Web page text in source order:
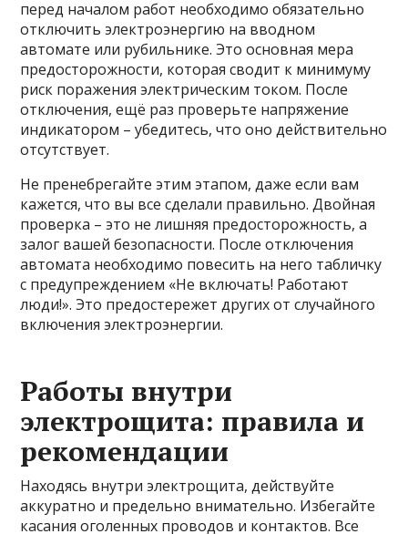
перед началом работ необходимо обязательно
отключить электроэнергию на вводном
автомате или рубильнике. Это основная мера
предосторожности, которая сводит к минимуму
риск поражения электрическим током. После
отключения, ещё раз проверьте напряжение
индикатором – убедитесь, что оно действительно
отсутствует.
Не пренебрегайте этим этапом, даже если вам
кажется, что вы все сделали правильно. Двойная
проверка – это не лишняя предосторожность, а
залог вашей безопасности. После отключения
автомата необходимо повесить на него табличку
с предупреждением «Не включать! Работают
люди!». Это предостережет других от случайного
включения электроэнергии.
Работы внутри
электрощита: правила и
рекомендации
Находясь внутри электрощита, действуйте
аккуратно и предельно внимательно. Избегайте
касания оголенных проводов и контактов. Все